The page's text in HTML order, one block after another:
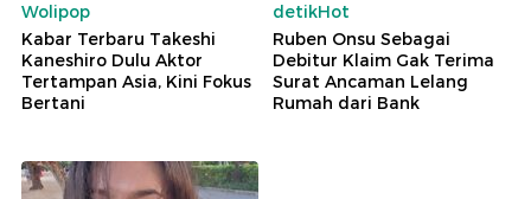
Wolipop
Kabar Terbaru Takeshi
Kaneshiro Dulu Aktor
Tertampan Asia, Kini Fokus
Bertani
detikHot
Ruben Onsu Sebagai
Debitur Klaim Gak Terima
Surat Ancaman Lelang
Rumah dari Bank